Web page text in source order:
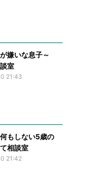
嫌いな息子～
室
21:43
もしない5歳の
相談室
21:42